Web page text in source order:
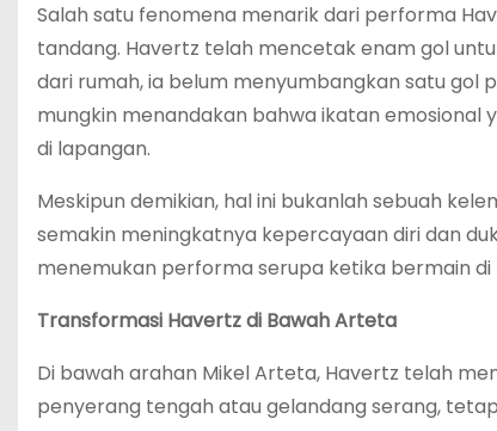
Salah satu fenomena menarik dari performa
tandang. Havertz telah mencetak enam gol
dari rumah, ia belum menyumbangkan satu gol
mungkin menandakan bahwa ikatan
di lapangan.
Meskipun demikian, hal ini bukanlah sebuah
semakin meningkatnya kepercayaan diri dan
menemukan performa serupa ketika bermain di
Transformasi Havertz di Bawah Arteta
Di bawah arahan Mikel Arteta, Havertz telah
penyerang tengah atau gelandang serang,